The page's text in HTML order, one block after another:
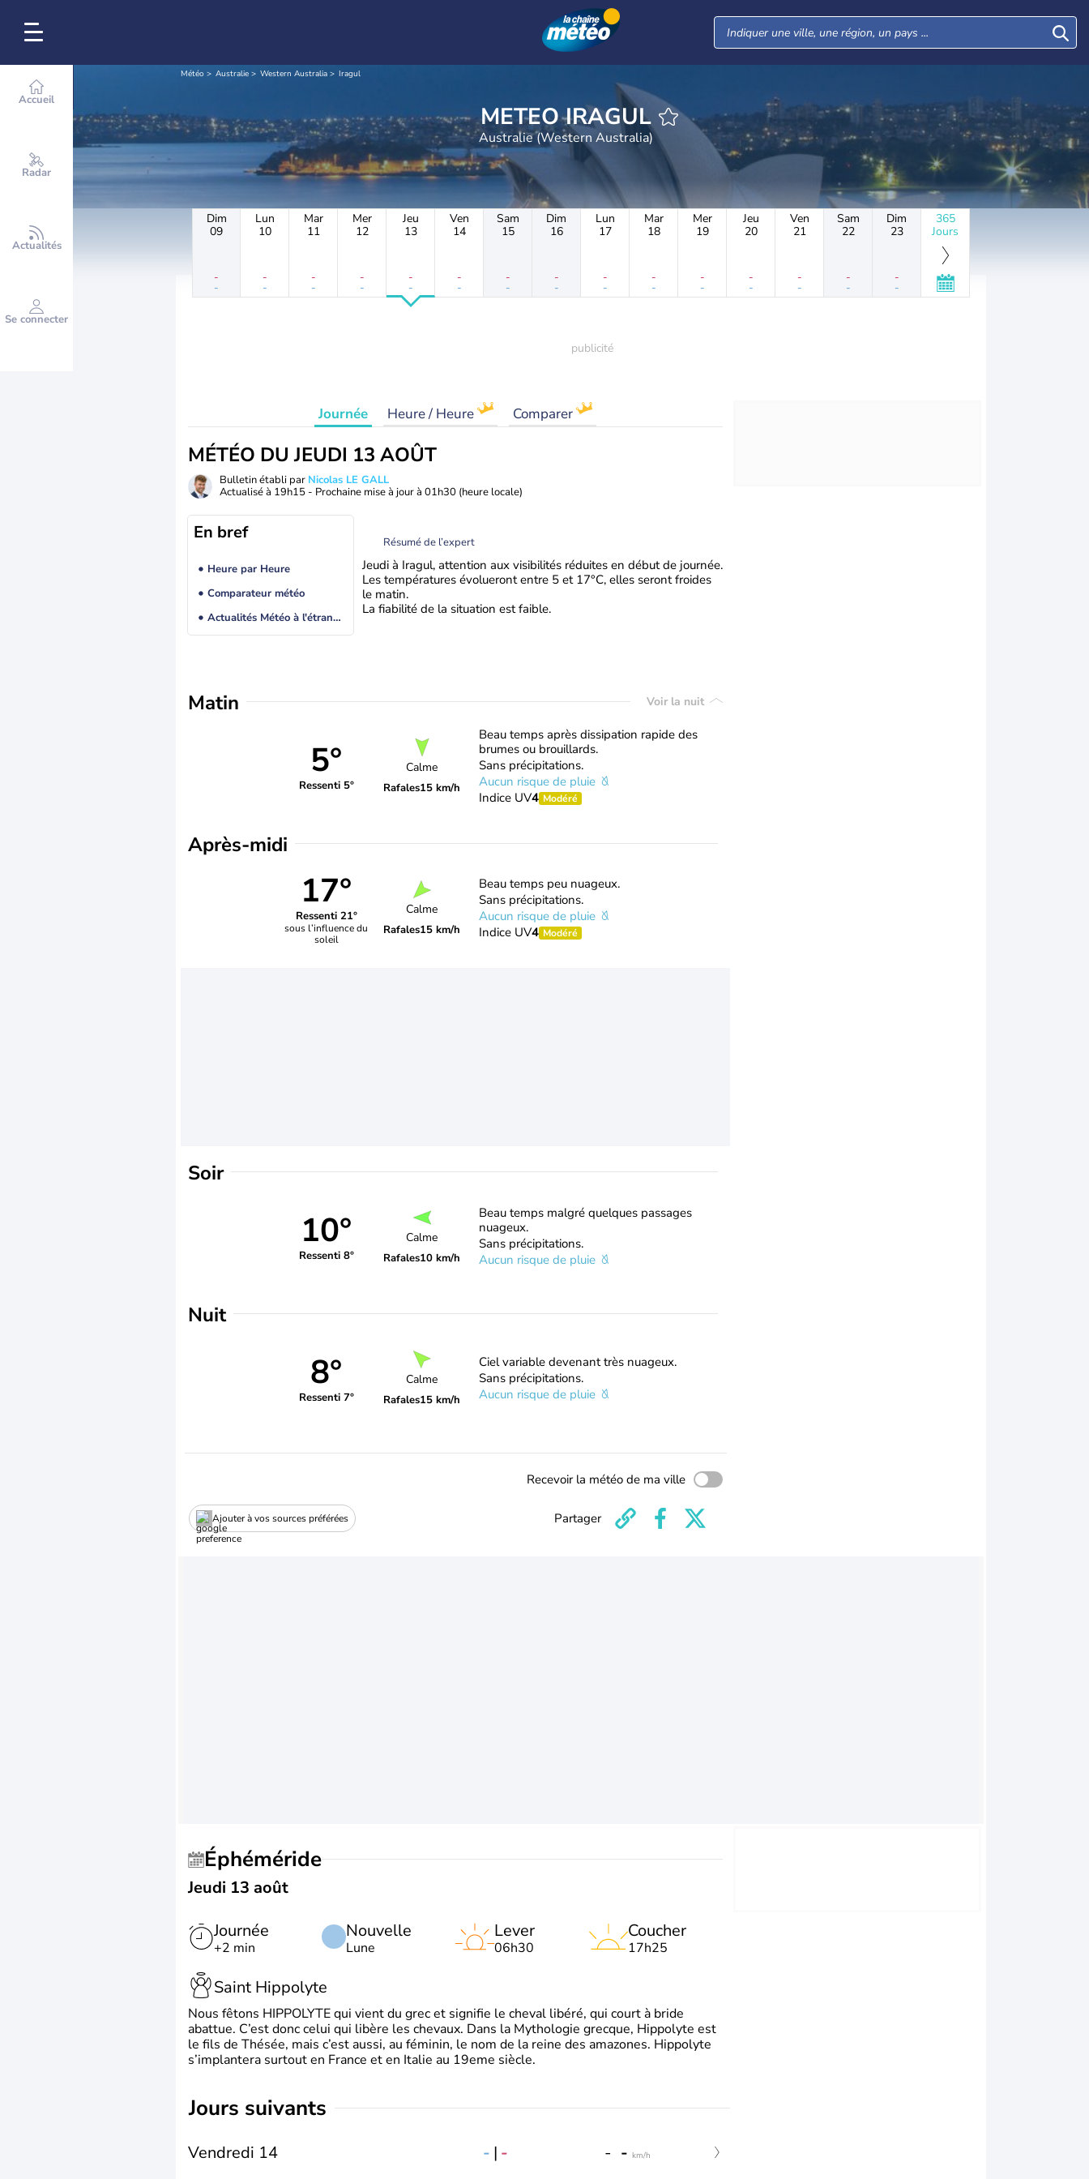
Accueil
Radar
Actualités
Se connecter
Météo Australie Western Australia Iragul
METEO IRAGUL
Australie (Western Australia)
Dim
09
-
-
Lun
10
-
-
Mar
11
-
-
Mer
12
-
-
Jeu
13
-
-
Ven
14
-
-
Sam
15
-
-
Dim
16
-
-
Lun
17
-
-
Mar
18
-
-
Mer
19
-
-
Jeu
20
-
-
Ven
21
-
-
Sam
22
-
-
Dim
23
-
-
365
Jours
Journée Heure / Heure Comparer
MÉTÉO DU JEUDI 13 AOÛT
Bulletin établi par Nicolas LE GALL
Actualisé à 19h15 - Prochaine mise à jour à 01h30 (heure locale)
En bref
Heure par Heure
Comparateur météo
Actualités Météo à l'étranger
Résumé de l’expert
Jeudi à Iragul, attention aux visibilités réduites en début de journée.
Les températures évolueront entre 5 et 17°C, elles seront froides
le matin.
La fiabilité de la situation est faible.
Matin Voir la nuit
5°
Ressenti 5°
Calme
Rafales15 km/h
Beau temps après dissipation rapide des
brumes ou brouillards.
Sans précipitations.
Aucun risque de pluie
Indice UV4 Modéré
Après-midi
17°
Ressenti 21°
sous l’influence du
soleil
Calme
Rafales15 km/h
Beau temps peu nuageux.
Sans précipitations.
Aucun risque de pluie
Indice UV4 Modéré
Soir
10°
Ressenti 8°
Calme
Rafales10 km/h
Beau temps malgré quelques passages
nuageux.
Sans précipitations.
Aucun risque de pluie
Nuit
8°
Ressenti 7°
Calme
Rafales15 km/h
Ciel variable devenant très nuageux.
Sans précipitations.
Aucun risque de pluie
Recevoir la météo de ma ville
Ajouter à vos sources préférées Partager
Éphéméride
Jeudi 13 août
Journée
+2 min
Nouvelle
Lune
Lever
06h30
Coucher
17h25
Saint Hippolyte
Nous fêtons HIPPOLYTE qui vient du grec et signifie le cheval libéré, qui court à bride
abattue. C’est donc celui qui libère les chevaux. Dans la Mythologie grecque, Hippolyte est
le fils de Thésée, mais c’est aussi, au féminin, le nom de la reine des amazones. Hippolyte
s’implantera surtout en France et en Italie au 19eme siècle.
jours suivants
Vendredi 14 - | - - - km/h